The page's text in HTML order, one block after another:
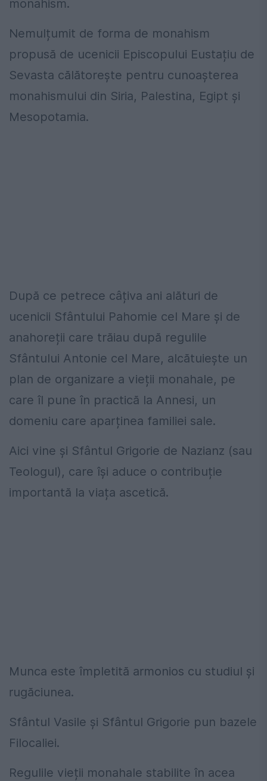
monahism.
Nemulțumit de forma de monahism
propusă de ucenicii Episcopului Eustațiu de
Sevasta călătorește pentru cunoașterea
monahismului din Siria, Palestina, Egipt și
Mesopotamia.
După ce petrece câțiva ani alături de
ucenicii Sfântului Pahomie cel Mare și de
anahoreții care trăiau după regulile
Sfântului Antonie cel Mare, alcătuiește un
plan de organizare a vieții monahale, pe
care îl pune în practică la Annesi, un
domeniu care aparținea familiei sale.
Aici vine și Sfântul Grigorie de Nazianz (sau
Teologul), care își aduce o contribuție
importantă la viața ascetică.
Munca este împletită armonios cu studiul și
rugăciunea.
Sfântul Vasile și Sfântul Grigorie pun bazele
Filocaliei.
Regulile vieții monahale stabilite în acea